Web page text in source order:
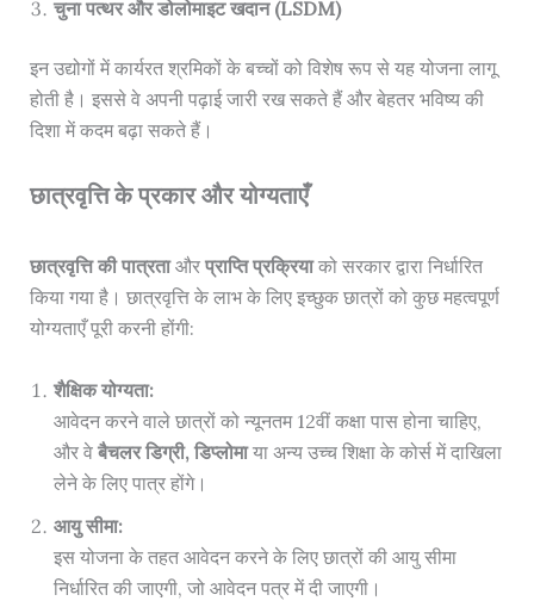
चुना पत्थर और डोलोमाइट खदान (LSDM)
इन उद्योगों में कार्यरत श्रमिकों के बच्चों को विशेष रूप से यह योजना लागू
होती है। इससे वे अपनी पढ़ाई जारी रख सकते हैं और बेहतर भविष्य की
दिशा में कदम बढ़ा सकते हैं।
छात्रवृत्ति के प्रकार और योग्यताएँ
छात्रवृत्ति की पात्रताऔर प्राप्ति प्रक्रियाको सरकार द्वारा निर्धारित
किया गया है। छात्रवृत्ति के लाभ के लिए इच्छुक छात्रों को कुछ महत्वपूर्ण
योग्यताएँ पूरी करनी होंगी:
शैक्षिक योग्यता:
आवेदन करने वाले छात्रों को न्यूनतम 12वीं कक्षा पास होना चाहिए,
और वे बैचलर डिग्री, डिप्लोमाया अन्य उच्च शिक्षा के कोर्स में दाखिला
लेने के लिए पात्र होंगे।
आयु सीमा:
इस योजना के तहत आवेदन करने के लिए छात्रों की आयु सीमा
निर्धारित की जाएगी, जो आवेदन पत्र में दी जाएगी।